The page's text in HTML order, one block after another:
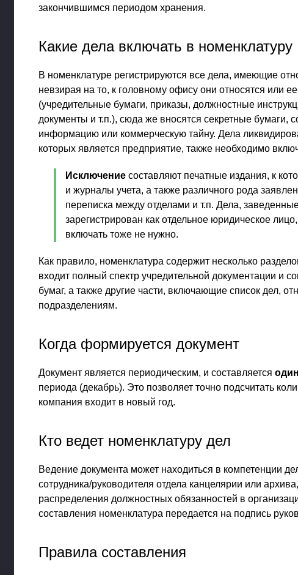
закончившимся периодом хранения.
Какие дела включать в номенклатуру
В номенклатуре регистрируются все дела, имеющие
невзирая на то, к головному офису они относятся или
(учредительные бумаги, приказы, должностные
документы и т.п.), сюда же вносятся секретные
информацию или коммерческую тайну. Дела
которых является предприятие, также необходимо
Исключение составляют печатные издания, к
и журналы учета, а также различного рода
переписка между отделами и т.п. Дела,
зарегистрирован как отдельное юридическое
включать тоже не нужно.
Как правило, номенклатура содержит несколько
входит полный спектр учредительной документации и
бумаг, а также другие части, включающие список дел,
подразделениям.
Когда формируется документ
Документ является периодическим, и составляется
периода (декабрь). Это позволяет точно подсчитать
компания входит в новый год.
Кто ведет номенклатуру дел
Ведение документа может находиться в компетенции
сотрудника/руководителя отдела канцелярии или
распределения должностных обязанностей в
составления номенклатура передается на подпись
Правила составления